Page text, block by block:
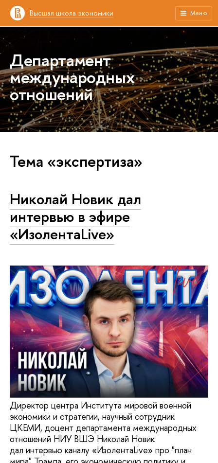
Высшая школа экономики Меню
Департамент
международных
отношений
Тема «экспертиза»
Николай Новик дал
интервью в эфире
«ИзолентаLive»
Директор центра Института мировой военной
экономики и стратегии, научный сотрудник
ЦКЕМИ, доцент департамента международных
отношений НИУ ВШЭ Николай Новик
дал интервью каналу «ИзолентаLive» про "план